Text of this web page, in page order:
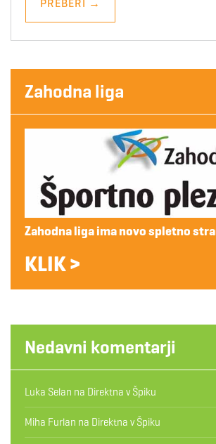
PREBERI →
Zahodna liga
Zahodna liga ima novo spletno
KLIK >
Nedavni komentarji
Luka Selan na Direktna v Špiku
Miha Furlan na Direktna v Špiku